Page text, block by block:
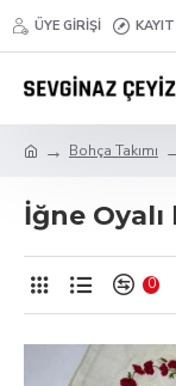
ÜYE GİRİŞİ
Bohça Takımı
İğne Oyalı
0